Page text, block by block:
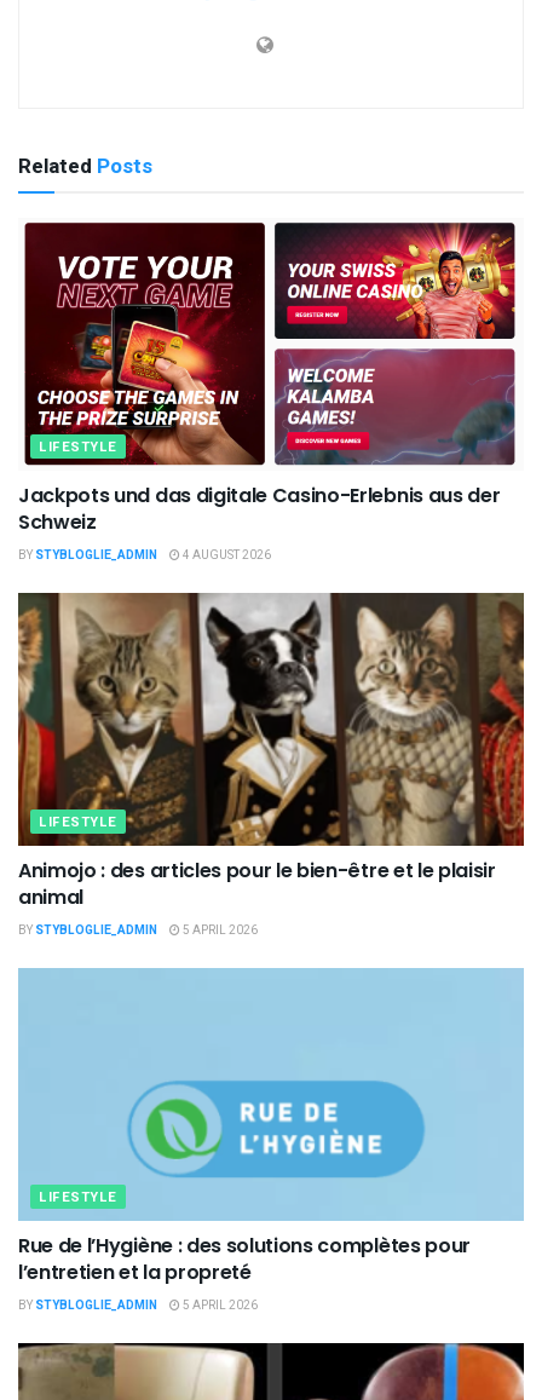
Related Posts
LIFESTYLE
Jackpots und das digitale Casino-Erlebnis aus der
Schweiz
BY STYBLOGLIE_ADMIN 4 AUGUST 2026
LIFESTYLE
Animojo : des articles pour le bien-être et le plaisir
animal
BY STYBLOGLIE_ADMIN 5 APRIL 2026
LIFESTYLE
Rue de l’Hygiène : des solutions complètes pour
l’entretien et la propreté
BY STYBLOGLIE_ADMIN 5 APRIL 2026